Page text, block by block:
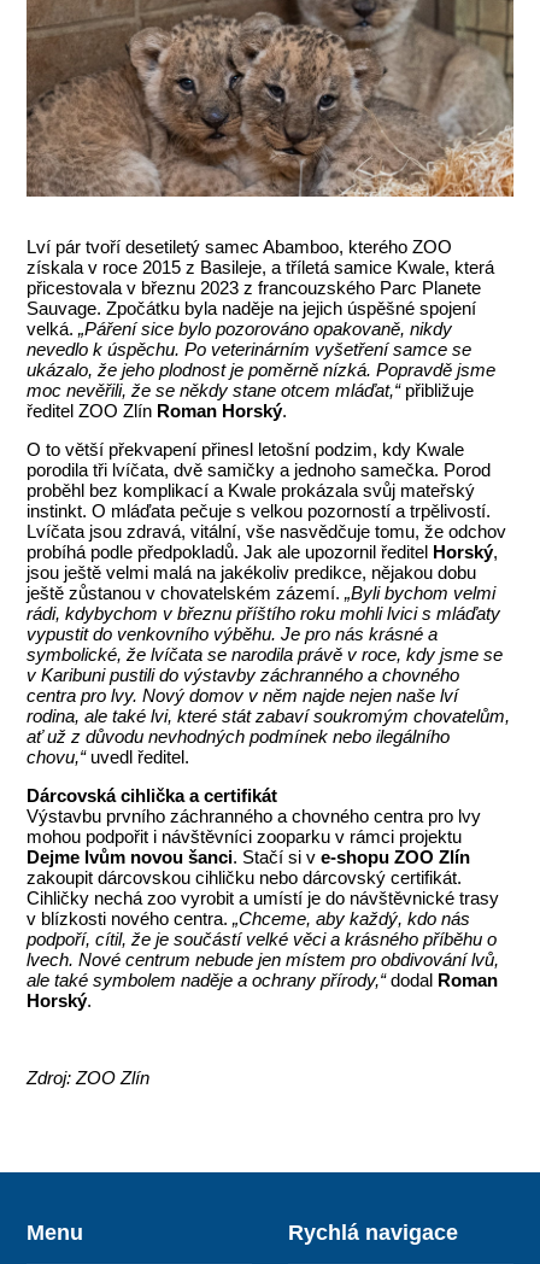
Lví pár tvoří desetiletý samec Abamboo, kterého ZOO
získala v roce 2015 z Basileje, a tříletá samice Kwale, která
přicestovala v březnu 2023 z francouzského Parc Planete
Sauvage. Zpočátku byla naděje na jejich úspěšné spojení
velká.„Páření sice bylo pozorováno opakovaně, nikdy
nevedlo k úspěchu. Po veterinárním vyšetření samce se
ukázalo, že jeho plodnost je poměrně nízká. Popravdě jsme
moc nevěřili, že se někdy stane otcem mláďat,“přibližuje
ředitel ZOO Zlín Roman Horský.
O to větší překvapení přinesl letošní podzim, kdy Kwale
porodila tři lvíčata, dvě samičky a jednoho samečka. Porod
proběhl bez komplikací a Kwale prokázala svůj mateřský
instinkt. O mláďata pečuje s velkou pozorností a trpělivostí.
Lvíčata jsou zdravá, vitální, vše nasvědčuje tomu, že odchov
probíhá podle předpokladů. Jak ale upozornil ředitel Horský,
jsou ještě velmi malá na jakékoliv predikce, nějakou dobu
ještě zůstanou v chovatelském zázemí.„Byli bychom velmi
rádi, kdybychom v březnu příštího roku mohli lvici s mláďaty
vypustit do venkovního výběhu. Je pro nás krásné a
symbolické, že lvíčata se narodila právě v roce, kdy jsme se
v Karibuni pustili do výstavby záchranného a chovného
centra pro lvy. Nový domov v něm najde nejen naše lví
rodina, ale také lvi, které stát zabaví soukromým chovatelům,
ať už z důvodu nevhodných podmínek nebo ilegálního
chovu,“uvedl ředitel.
Dárcovská cihlička a certifikát
Výstavbu prvního záchranného a chovného centra pro lvy
mohou podpořit i návštěvníci zooparku v rámci projektu
Dejme lvům novou šanci. Stačí si ve-shopu ZOO Zlín
zakoupit dárcovskou cihličku nebo dárcovský certifikát.
Cihličky nechá zoo vyrobit a umístí je do návštěvnické trasy
v blízkosti nového centra.„Chceme, aby každý, kdo nás
podpoří, cítil, že je součástí velké věci a krásného příběhu o
lvech. Nové centrum nebude jen místem pro obdivování lvů,
ale také symbolem naděje a ochrany přírody,“dodal Roman
Horský.
Zdroj: ZOO Zlín
Menu Rychlá navigace